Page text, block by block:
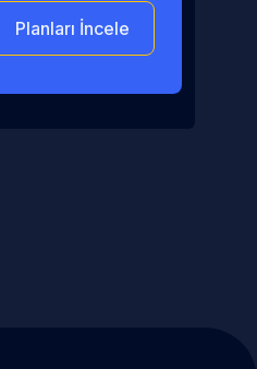
Planları İncele